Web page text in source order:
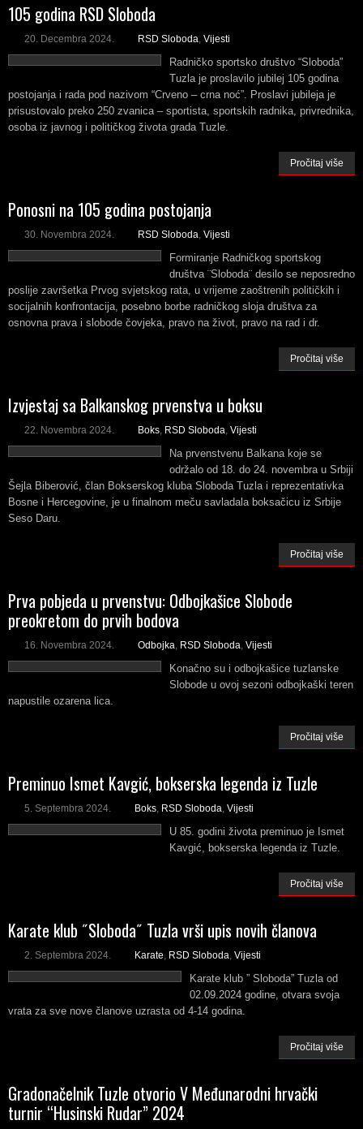
105 godina RSD Sloboda
20. Decembra 2024. RSD Sloboda Vijesti
Radničko sportsko društvo “Sloboda”
Tuzla je proslavilo jubilej 105 godina
postojanja i rada pod nazivom “Crveno – crna noć”. Proslavi jubileja je
prisustovalo preko 250 zvanica – sportista, sportskih radnika, privrednika,
osoba iz javnog i političkog života grada Tuzle.
Pročitaj više
Ponosni na 105 godina postojanja
30. Novembra 2024. RSD Sloboda Vijesti
Formiranje Radničkog sportskog
društva ¨Sloboda¨ desilo se neposredno
poslije završetka Prvog svjetskog rata, u vrijeme zaoštrenih političkih i
socijalnih konfrontacija, posebno borbe radničkog sloja društva za
osnovna prava i slobode čovjeka, pravo na život, pravo na rad i dr.
Pročitaj više
Izvjestaj sa Balkanskog prvenstva u boksu
22. Novembra 2024. Boks RSD Sloboda Vijesti
Na prvenstvenu Balkana koje se
održalo od 18. do 24. novembra u Srbiji
Šejla Biberović, član Bokserskog kluba Sloboda Tuzla i reprezentativka
Bosne i Hercegovine, je u finalnom meču savladala boksačicu iz Srbije
Seso Daru.
Pročitaj više
Prva pobjeda u prvenstvu: Odbojkašice Slobode
preokretom do prvih bodova
16. Novembra 2024. Odbojka RSD Sloboda Vijesti
Konačno su i odbojkašice tuzlanske
Slobode u ovoj sezoni odbojkaški teren
napustile ozarena lica.
Pročitaj više
Preminuo Ismet Kavgić, bokserska legenda iz Tuzle
5. Septembra 2024. Boks RSD Sloboda Vijesti
U 85. godini života preminuo je Ismet
Kavgić, bokserska legenda iz Tuzle.
Pročitaj više
Karate klub ˝Sloboda˝ Tuzla vrši upis novih članova
2. Septembra 2024. Karate RSD Sloboda Vijesti
Karate klub ” Sloboda” Tuzla od
02.09.2024 godine, otvara svoja
vrata za sve nove članove uzrasta od 4-14 godina.
Pročitaj više
Gradonačelnik Tuzle otvorio V Međunarodni hrvački
turnir “Husinski Rudar” 2024